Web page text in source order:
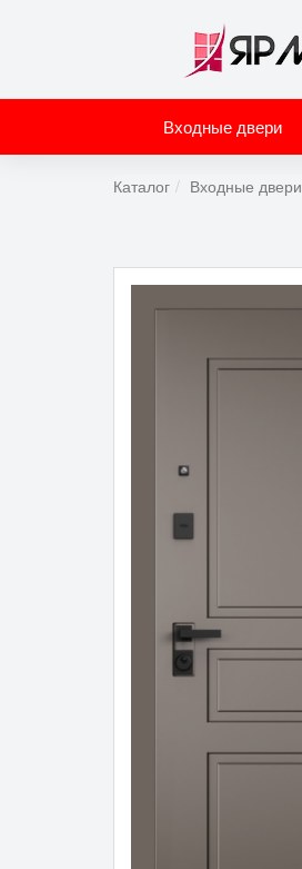
Входные двери
Каталог Входные двери